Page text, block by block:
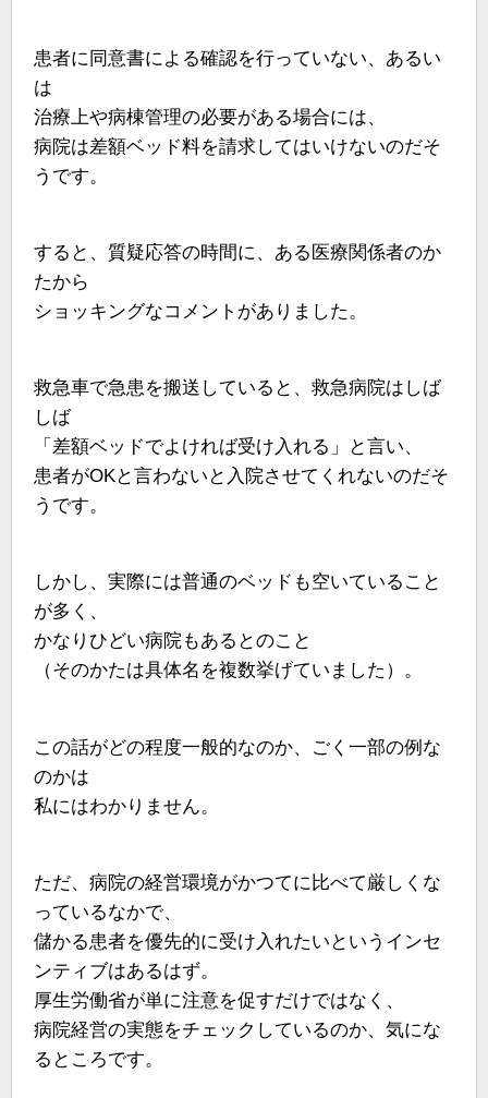
患者に同意書による確認を行っていない、あるい
は
治療上や病棟管理の必要がある場合には、
病院は差額ベッド料を請求してはいけないのだそ
うです。
すると、質疑応答の時間に、ある医療関係者のか
たから
ショッキングなコメントがありました。
救急車で急患を搬送していると、救急病院はしば
しば
「差額ベッドでよければ受け入れる」と言い、
患者がOKと言わないと入院させてくれないのだそ
うです。
しかし、実際には普通のベッドも空いていること
が多く、
かなりひどい病院もあるとのこと
（そのかたは具体名を複数挙げていました）。
この話がどの程度一般的なのか、ごく一部の例な
のかは
私にはわかりません。
ただ、病院の経営環境がかつてに比べて厳しくな
っているなかで、
儲かる患者を優先的に受け入れたいというインセ
ンティブはあるはず。
厚生労働省が単に注意を促すだけではなく、
病院経営の実態をチェックしているのか、気にな
るところです。